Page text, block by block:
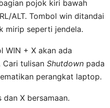
pojok kiri bawah
ALT. Tombol win ditandai
mirip seperti jendela.
WIN + X akan ada
Cari tulisan Shutdownpada
perangkat laptop.
X bersamaan.